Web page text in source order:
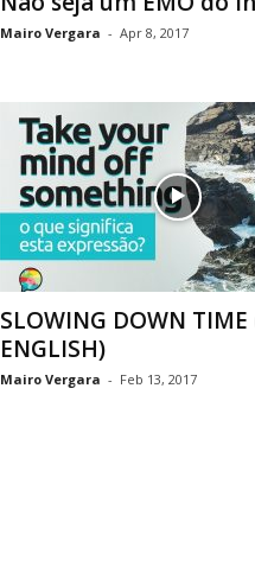
Mairo Vergara - Apr 8, 2017
SLOWING DOWN
ENGLISH)
Mairo Vergara - Feb 13, 2017